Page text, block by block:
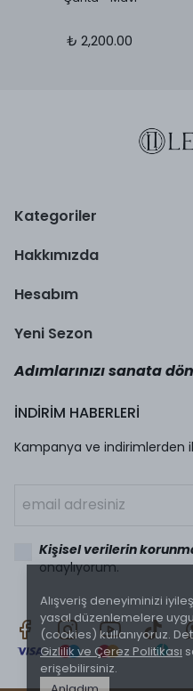
Alışveriş deneyiminizi
yasal düzenlemelere
(cookies) kullanıyoruz.
Gizlilik ve Çerez Politikası
erişebilirsiniz.
₺ 2,200.00
Kategoriler
Hakkımızda
Hesabım
Yeni Sezon
Adımlarınızı sanata
İNDİRİM HABERLERİ
Kampanya ve indirimlerden
Kişisel verilerin
onaylıyorum.